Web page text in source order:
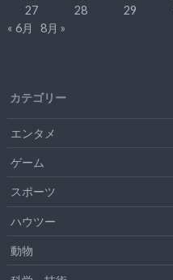
27
28 29
« 6月
8月 »
カテゴリー
エンタメ
ゲーム
スポーツ
ハウツー
動物